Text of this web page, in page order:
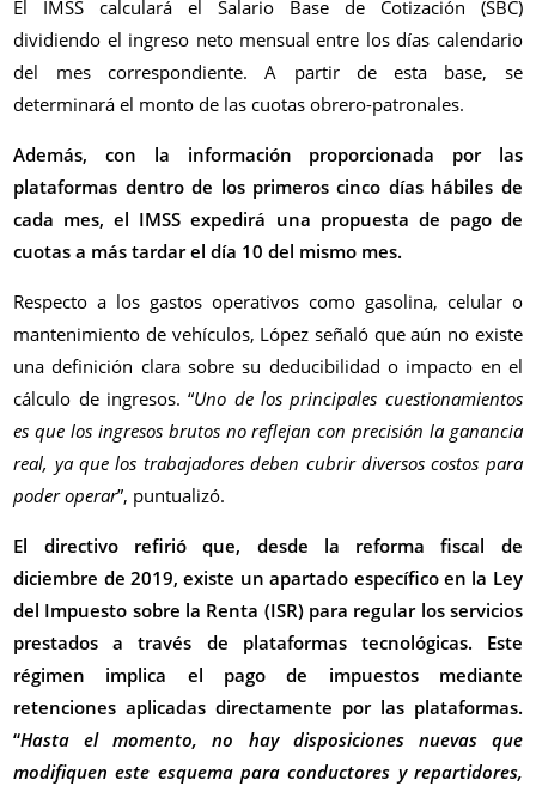
El IMSS calculará el Salario Base de Cotización (SBC)
dividiendo el ingreso neto mensual entre los días calendario
del mes correspondiente. A partir de esta base, se
determinará el monto de las cuotas obrero-patronales.
Además, con la información proporcionada por las
plataformas dentro de los primeros cinco días hábiles de
cada mes, el IMSS expedirá una propuesta de pago de
cuotas a más tardar el día 10 del mismo mes.
Respecto a los gastos operativos como gasolina, celular o
mantenimiento de vehículos, López señaló que aún no existe
una definición clara sobre su deducibilidad o impacto en el
cálculo de ingresos. “Uno de los principales cuestionamientos
es que los ingresos brutos no reflejan con precisión la ganancia
real, ya que los trabajadores deben cubrir diversos costos para
poder operar”, puntualizó.
El directivo refirió que, desde la reforma fiscal de
diciembre de 2019, existe un apartado específico en la Ley
del Impuesto sobre la Renta (ISR) para regular los servicios
prestados a través de plataformas tecnológicas. Este
régimen implica el pago de impuestos mediante
retenciones aplicadas directamente por las plataformas.
“Hasta el momento, no hay disposiciones nuevas que
modifiquen este esquema para conductores y repartidores,